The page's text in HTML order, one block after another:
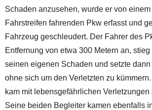
Schaden anzusehen, wurde er von
Fahrstreifen fahrenden Pkw erfasst und
Fahrzeug geschleudert. Der Fahrer des
Entfernung von etwa 300 Metern an,
seinen eigenen Schaden und setzte dann
ohne sich um den Verletzten zu
kam mit lebensgefährlichen
Seine beiden Begleiter kamen ebenfalls